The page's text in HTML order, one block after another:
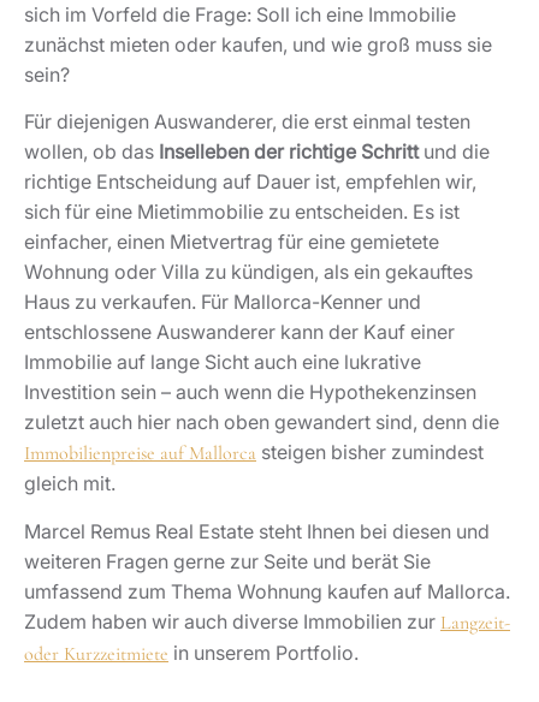
sich im Vorfeld die Frage: Soll ich eine Immobilie
zunächst mieten oder kaufen, und wie groß muss sie
sein?
Für diejenigen Auswanderer, die erst einmal testen
wollen, ob das Inselleben der richtige Schrittund die
richtige Entscheidung auf Dauer ist, empfehlen wir,
sich für eine Mietimmobilie zu entscheiden. Es ist
einfacher, einen Mietvertrag für eine gemietete
Wohnung oder Villa zu kündigen, als ein gekauftes
Haus zu verkaufen. Für Mallorca-Kenner und
entschlossene Auswanderer kann der Kauf einer
Immobilie auf lange Sicht auch eine lukrative
Investition sein – auch wenn die Hypothekenzinsen
zuletzt auch hier nach oben gewandert sind, denn die
Immobilienpreise auf Mallorca steigen bisher zumindest
gleich mit.
Marcel Remus Real Estate steht Ihnen bei diesen und
weiteren Fragen gerne zur Seite und berät Sie
umfassend zum Thema Wohnung kaufen auf Mallorca.
Zudem haben wir auch diverse Immobilien zur Langzeit-
oder Kurzzeitmiete in unserem Portfolio.